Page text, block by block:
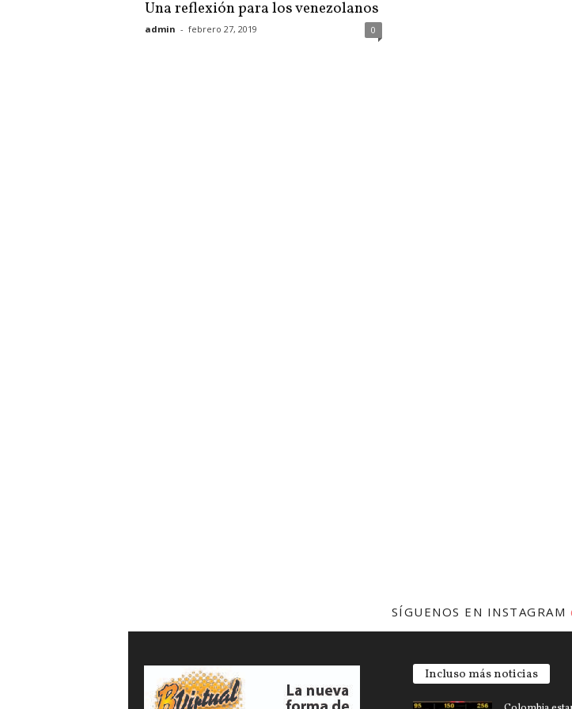
Una reflexión para los venezolanos
admin - febrero 27, 2019 0
SÍGUENOS EN INSTAGRAM
Incluso más noticias